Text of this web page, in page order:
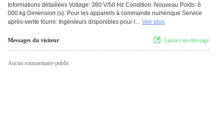
Informations détaillées Voltage: 380 V/50 Hz Condition: Nouveau Poids: 6
000 kg Dimension (s): Pour les appareils à commande numérique Service
après-vente fourni: Ingénieurs disponibles pour l... Voir plus
Messages du visiteur Laissez un message
Aucun commentaire public